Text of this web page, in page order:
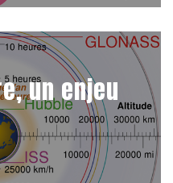
un enjeu